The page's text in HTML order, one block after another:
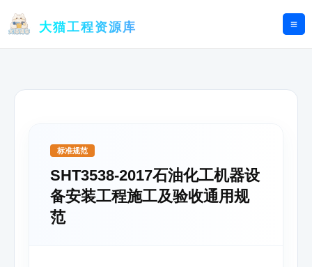
大猫工程资源库
标准规范
SHT3538-2017石油化工机器设
备安装工程施工及验收通用规
范